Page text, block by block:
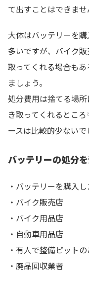
て出すことはできませ
大体はバッテリーを
多いですが、バイク
取ってくれる場合も
ましょう。
処分費用は捨てる場
き取ってくれるとこ
ースは比較的少ないで
バッテリーの処分
・バッテリーを購入
・バイク販売店
・バイク用品店
・自動車用品店
・有人で整備ピット
・廃品回収業者